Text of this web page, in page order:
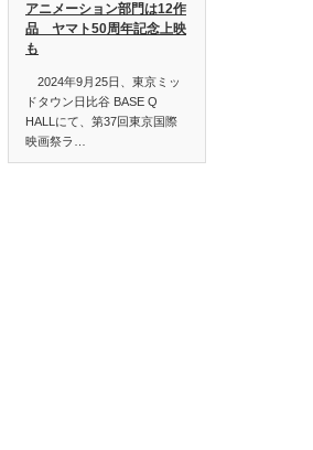
アニメーション部門は12作
品 ヤマト50周年記念上映
も
2024年9月25日、東京ミッ
ドタウン日比谷 BASE Q
HALLにて、第37回東京国際
映画祭ラ…